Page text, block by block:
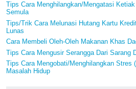
Tips Cara Menghilangkan/Mengatasi
Semula
Tips/Trik Cara Melunasi Hutang Kartu
Lunas
Cara Membeli Oleh-Oleh Makanan Khas
Tips Cara Mengusir Serangga Dari Sarang
Tips Cara Mengobati/Menghilangkan Stres
Masalah Hidup